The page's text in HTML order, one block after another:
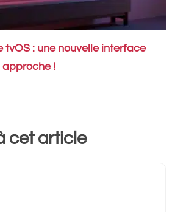
tvOS : une nouvelle interface
!
cet article